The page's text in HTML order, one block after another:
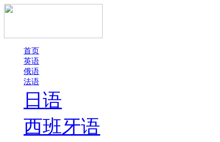
首页
英语
俄语
法语
日语
西班牙语